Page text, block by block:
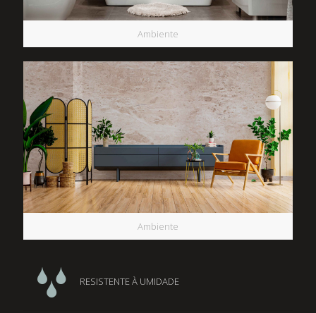
Ambiente
Ambiente
RESISTENTE À UMIDADE